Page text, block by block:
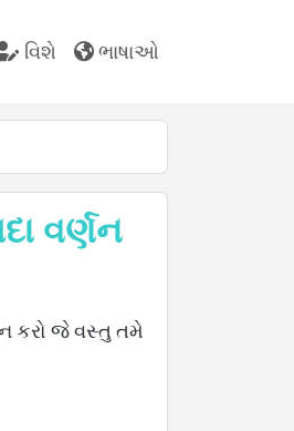
વિશે ભાષાઓ
કરો જે વસ્તુ તમે